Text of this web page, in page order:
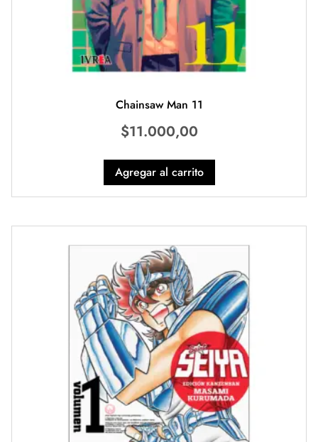
Chainsaw Man 11
$11.000,00
Agregar al carrito